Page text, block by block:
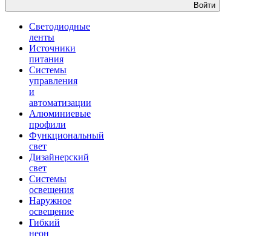
Войти
Светодиодные
ленты
Источники
питания
Системы
управления
и
автоматизации
Алюминиевые
профили
Функциональный
свет
Дизайнерский
свет
Системы
освещения
Наружное
освещение
Гибкий
неон